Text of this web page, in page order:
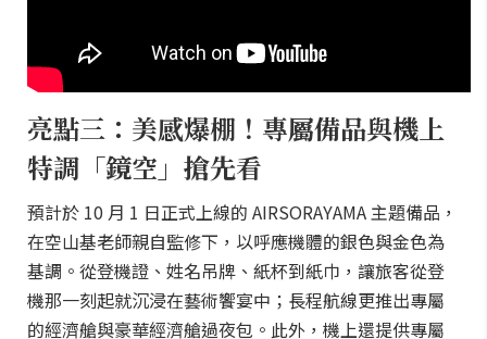
亮點三：美感爆棚！專屬備品與機上
特調「鏡空」搶先看
預計於 10 月 1 日正式上線的 AIRSORAYAMA 主題備品，
在空山基老師親自監修下，以呼應機體的銀色與金色為
基調。從登機證、姓名吊牌、紙杯到紙巾，讓旅客從登
機那一刻起就沉浸在藝術饗宴中；長程航線更推出專屬
的經濟艙與豪華經濟艙過夜包。此外，機上還提供專屬